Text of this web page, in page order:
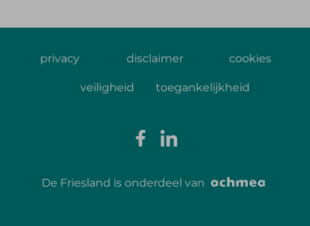
privacy disclaimer cookies
veiligheid toegankelijkheid
De Friesland is onderdeel van